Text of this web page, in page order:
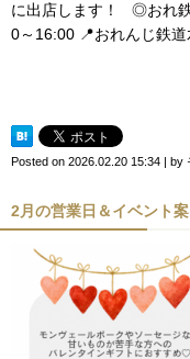
に出店します！ ◎おれ
0～16:00 📍おれんじ鉄
Posted on 2026.02.20 15:34 | by
2月の営業日＆イベント